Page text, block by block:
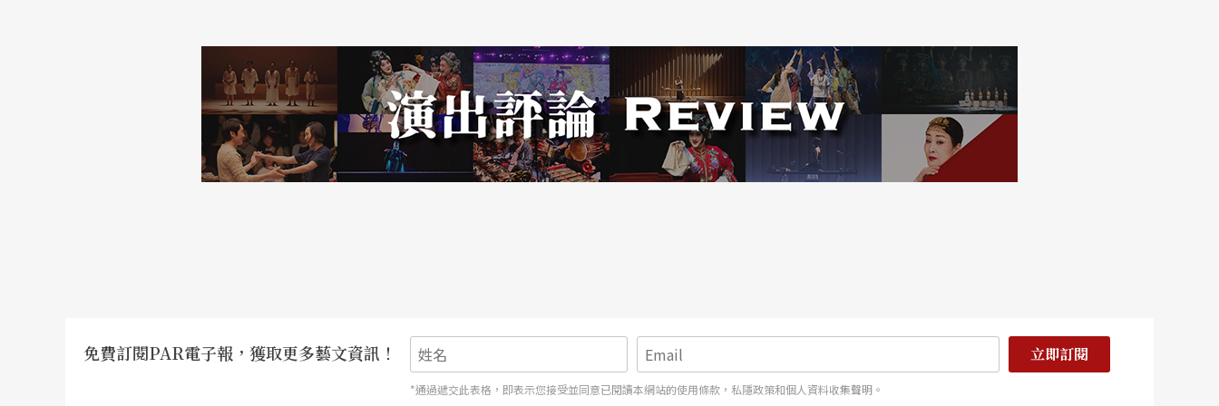
免費訂閱PAR電子報，獲取更多藝文資訊！ 立即訂閱
*通過遞交此表格，即表示您接受並同意已閱讀本網站的使用條款，私隱政策和個人資料收集聲明。